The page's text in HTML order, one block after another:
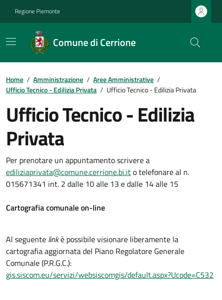
Regione Piemonte
Comune di Cerrione
Home / Amministrazione / Aree Amministrative /
Ufficio Tecnico - Edilizia Privata / Ufficio Tecnico - Edilizia Privata
Ufficio Tecnico - Edilizia
Privata
Per prenotare un appuntamento scrivere a
ediliziaprivata@comune.cerrione.bi.ito telefonare al n.
015671341 int. 2 dalle 10 alle 13 e dalle 14 alle 15
Cartografia comunale on-line
Al seguente linkè possibile visionare liberamente la
cartografia aggiornata del Piano Regolatore Generale
Comunale (P.R.G.C.):
gis.siscom.eu/servizi/websiscomgis/default.aspx?Ucode=C532